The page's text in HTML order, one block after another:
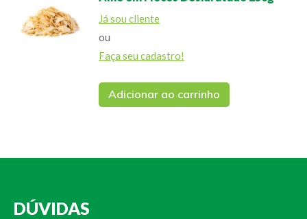
Já sou cliente
ou
Faça seu cadastro!
Adicionar ao carrinho
DÚVIDAS